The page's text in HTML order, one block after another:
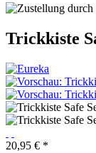
Trickkiste
20,95 € *